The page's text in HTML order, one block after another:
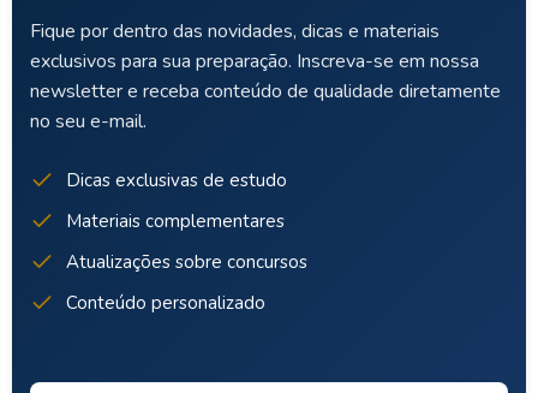
Fique por dentro das novidades, dicas e materiais
exclusivos para sua preparação. Inscreva-se em nossa
newsletter e receba conteúdo de qualidade diretamente
no seu e-mail.
Dicas exclusivas de estudo
Materiais complementares
Atualizações sobre concursos
Conteúdo personalizado